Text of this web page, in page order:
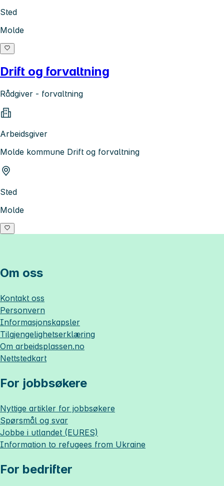
Sted
Molde
Drift og forvaltning
Rådgiver - forvaltning
Arbeidsgiver
Molde kommune Drift og forvaltning
Sted
Molde
Om oss
Kontakt oss
Personvern
Informasjonskapsler
Tilgjengelighetserklæring
Om arbeidsplassen.no
Nettstedkart
For jobbsøkere
Nyttige artikler for jobbsøkere
Spørsmål og svar
Jobbe i utlandet (EURES)
Information to refugees from Ukraine
For bedrifter